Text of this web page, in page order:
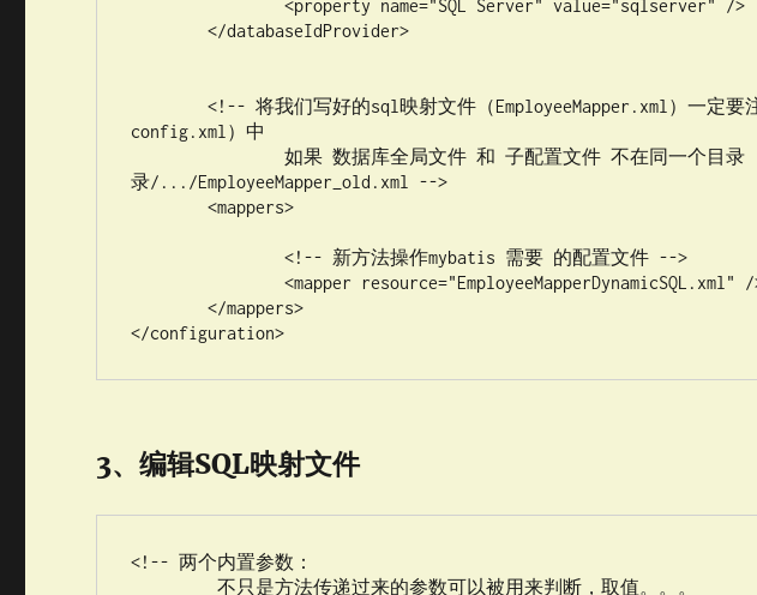
		<property name="SQL Server" value="sqlserver" />
	</databaseIdProvider>
	<!-- 将我们写好的sql映射文件（EmployeeMapper.xml）一定要注册到全局配置文件（mybatis-
config.xml）中
		如果 数据库全局文件 和 子配置文件 不在同一个目录 ，就需要 /目录/目
录/.../EmployeeMapper_old.xml -->
	<mappers>
		<!-- 新方法操作mybatis 需要 的配置文件 -->
		<mapper resource="EmployeeMapperDynamicSQL.xml" />
	</mappers>
</configuration>
3、编辑SQL映射文件
<!-- 两个内置参数：